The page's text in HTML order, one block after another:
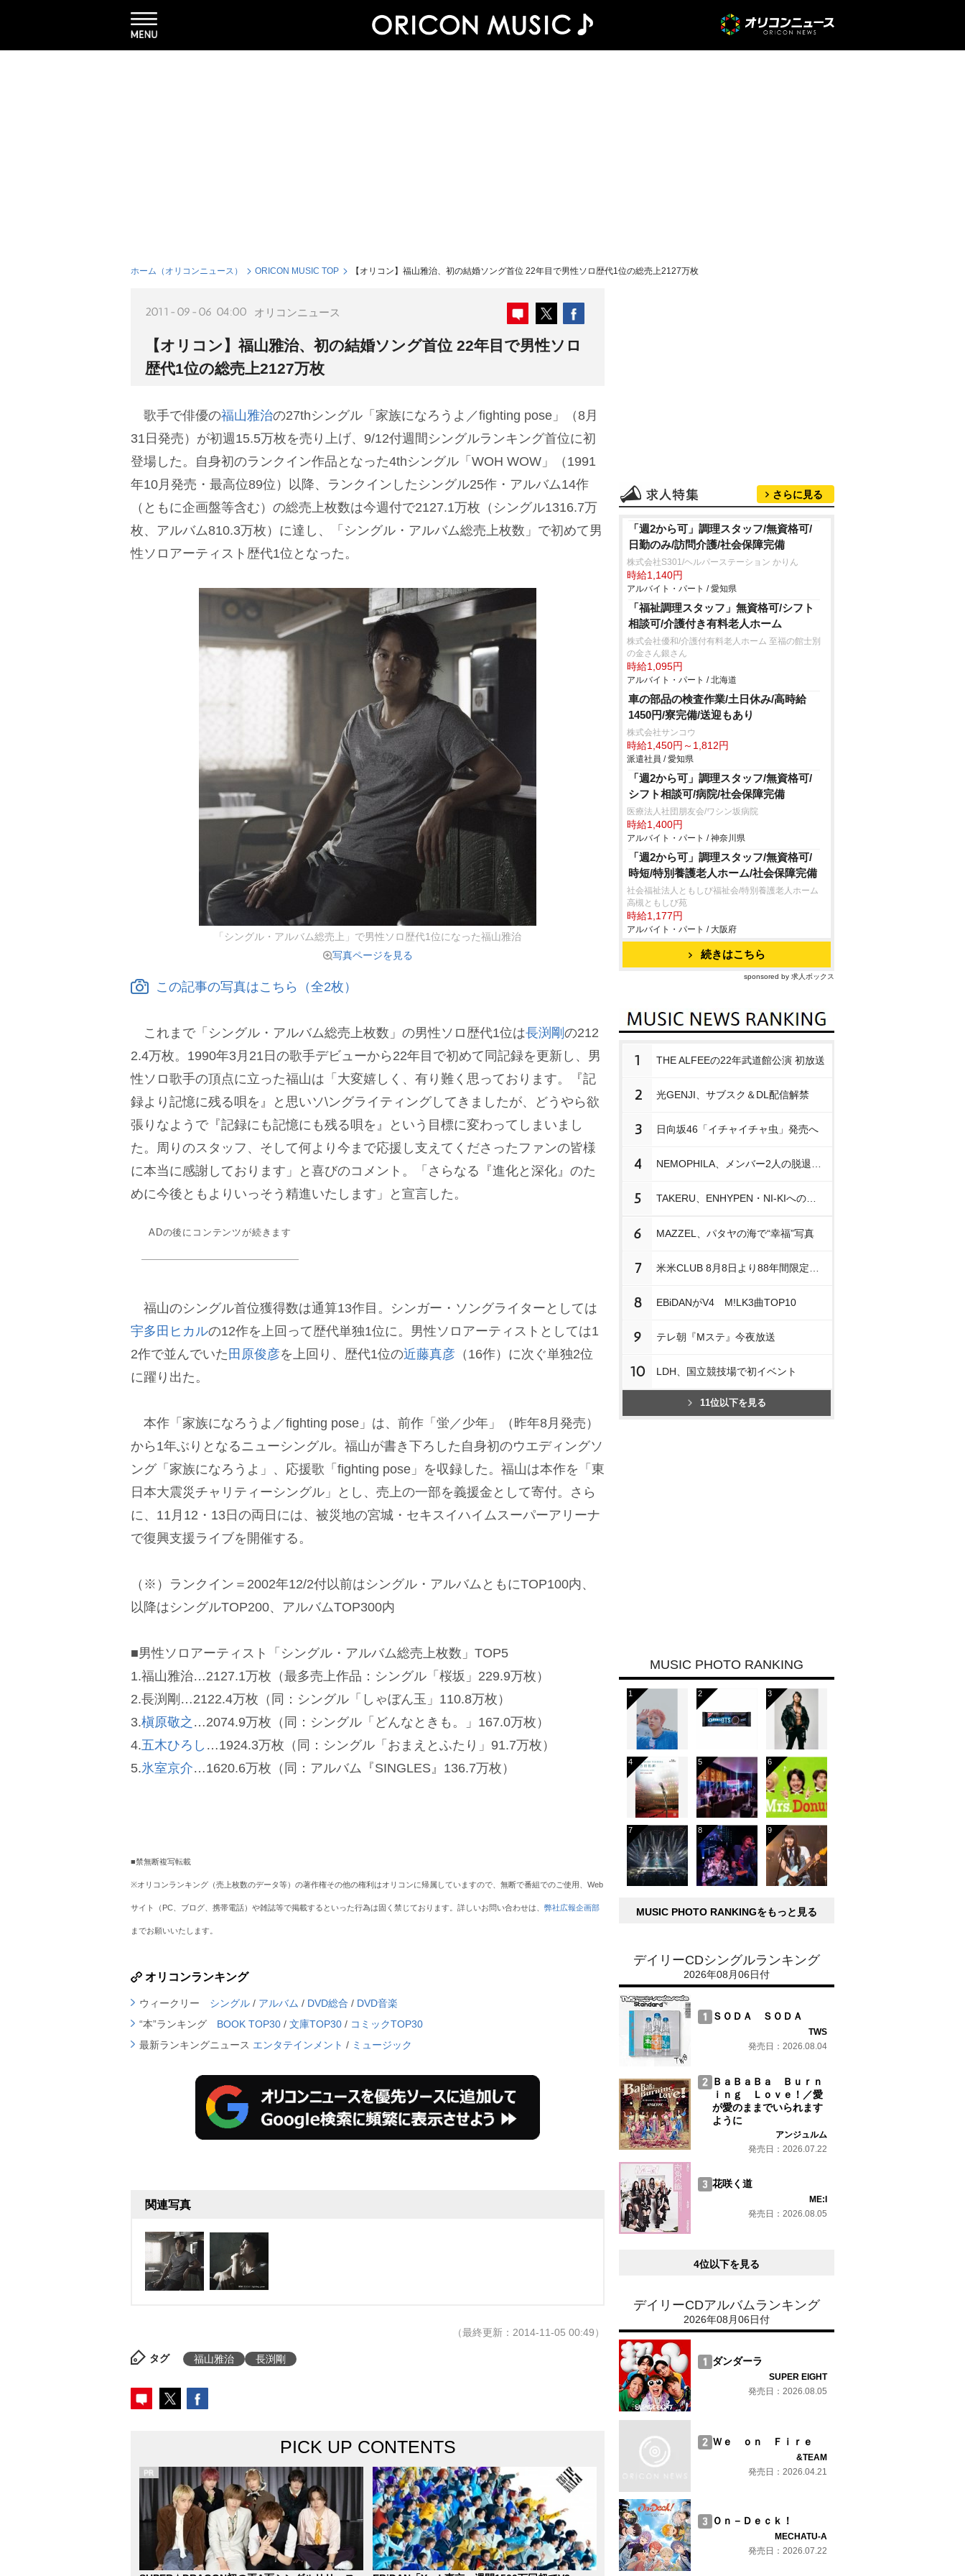
ホーム（オリコンニュース） ORICON MUSIC TOP 【オリコン】福山雅治、初の結婚ソング首位 22年目で男性ソロ歴代1位の総売上2127万枚
2011-09-06 04:00 オリコンニュース
【オリコン】福山雅治、初の結婚ソング首位 22年目で男性ソロ
歴代1位の総売上2127万枚
歌手で俳優の福山雅治の27thシングル「家族になろうよ／fighting pose」（8月
31日発売）が初週15.5万枚を売り上げ、9/12付週間シングルランキング首位に初
登場した。自身初のランクイン作品となった4thシングル「WOH WOW」（1991
年10月発売・最高位89位）以降、ランクインしたシングル25作・アルバム14作
（ともに企画盤等含む）の総売上枚数は今週付で2127.1万枚（シングル1316.7万
枚、アルバム810.3万枚）に達し、「シングル・アルバム総売上枚数」で初めて男
性ソロアーティスト歴代1位となった。
「シングル・アルバム総売上」で男性ソロ歴代1位になった福山雅治
写真ページを見る
この記事の写真はこちら（全2枚）
これまで「シングル・アルバム総売上枚数」の男性ソロ歴代1位は長渕剛 の212
2.4万枚。1990年3月21日の歌手デビューから22年目で初めて同記録を更新し、男
性ソロ歌手の頂点に立った福山は「大変嬉しく、有り難く思っております。『記
録より記憶に残る唄を』と思いソ\ングライティングしてきましたが、どうやら欲
張りなようで『記録にも記憶にも残る唄を』という目標に変わってしまいまし
た。周りのスタッフ、そして何より今まで応援し支えてくださったファンの皆様
に本当に感謝しております」と喜びのコメント。「さらなる『進化と深化』のた
めに今後ともよりいっそう精進いたします」と宣言した。
ADの後にコンテンツが続きます
福山のシングル首位獲得数は通算13作目。シンガー・ソングライターとしては
宇多田ヒカルの12作を上回って歴代単独1位に。男性ソロアーティストとしては1
2作で並んでいた 田原俊彦を上回り、歴代1位の近藤真彦 （16作）に次ぐ単独2位
に躍り出た。
本作「家族になろうよ／fighting pose」は、前作「蛍／少年」（昨年8月発売）
から1年ぶりとなるニューシングル。福山が書き下ろした自身初のウエディングソ
ング「家族になろうよ」、応援歌「fighting pose」を収録した。福山は本作を「東
日本大震災チャリティーシングル」とし、売上の一部を義援金として寄付。さら
に、11月12・13日の両日には、被災地の宮城・セキスイハイムスーパーアリーナ
で復興支援ライブを開催する。
（※）ランクイン＝2002年12/2付以前はシングル・アルバムともにTOP100内、
以降はシングルTOP200、アルバムTOP300内
■男性ソロアーティスト「シングル・アルバム総売上枚数」TOP5
1.福山雅治…2127.1万枚（最多売上作品：シングル「桜坂」229.9万枚）
2.長渕剛…2122.4万枚（同：シングル「しゃぼん玉」110.8万枚）
3.槇原敬之 …2074.9万枚（同：シングル「どんなときも。」167.0万枚）
4.五木ひろし …1924.3万枚（同：シングル「おまえとふたり」91.7万枚）
5.氷室京介…1620.6万枚（同：アルバム『SINGLES』136.7万枚）
■禁無断複写転載
※オリコンランキング（売上枚数のデータ等）の著作権その他の権利はオリコンに帰属していますので、無断で番組でのご使用、Web
サイト（PC、ブログ、携帯電話）や雑誌等で掲載するといった行為は固く禁じております。詳しいお問い合わせは、 弊社広報企画部
までお願いいたします。
オリコンランキング
ウィークリー シングル / アルバム / DVD総合 / DVD音楽
“本”ランキング BOOK TOP30 / 文庫TOP30 / コミックTOP30
最新ランキングニュース エンタテインメント / ミュージック
関連写真
（最終更新：2014-11-05 00:49）
タグ 福山雅治 長渕剛
PICK UP CONTENTS
さらに見る
「週2から可」調理スタッフ/無資格可/
日勤のみ/訪問介護/社会保障完備
株式会社S301/ヘルパーステーション かりん
時給1,140円
アルバイト・パート / 愛知県
「福祉調理スタッフ」無資格可/シフト
相談可/介護付き有料老人ホーム
株式会社優和/介護付有料老人ホーム 至福の館士別
の金さん銀さん
時給1,095円
アルバイト・パート / 北海道
車の部品の検査作業/土日休み/高時給
1450円/寮完備/送迎もあり
株式会社サンコウ
時給1,450円～1,812円
派遣社員 / 愛知県
「週2から可」調理スタッフ/無資格可/
シフト相談可/病院/社会保障完備
医療法人社団朋友会/ワシン坂病院
時給1,400円
アルバイト・パート / 神奈川県
「週2から可」調理スタッフ/無資格可/
時短/特別養護老人ホーム/社会保障完備
社会福祉法人ともしび福祉会/特別養護老人ホーム
高槻ともしび苑
時給1,177円
アルバイト・パート / 大阪府
続きはこちら
sponsored by 求人ボックス
1 THE ALFEEの22年武道館公演 初放送
2 光GENJI、サブスク＆DL配信解禁
3 日向坂46「イチャイチャ虫」発売へ
4
5
6 MAZZEL、パタヤの海で“幸福”写真
7
8 EBiDANがV4 M!LK3曲TOP10
9 テレ朝『Mステ』今夜放送
10 LDH、国立競技場で初イベント
11位以下を見る
MUSIC PHOTO RANKING
MUSIC PHOTO RANKINGをもっと見る
デイリーCDシングルランキング
2026年08月06日付
ＳＯＤＡ ＳＯＤＡ
TWS
発売日：2026.08.04
ＢａＢａＢａ Ｂｕｒｎ
ｉｎｇ Ｌｏｖｅ！／愛
が愛のままでいられます
ように
アンジュルム
発売日：2026.07.22
花咲く道
ME:I
発売日：2026.08.05
4位以下を見る
デイリーCDアルバムランキング
2026年08月06日付
ダンダーラ
SUPER EIGHT
発売日：2026.08.05
Ｗｅ ｏｎ Ｆｉｒｅ
&TEAM
発売日：2026.04.21
Ｏｎ－Ｄｅｃｋ！
MECHATU-A
発売日：2026.07.22